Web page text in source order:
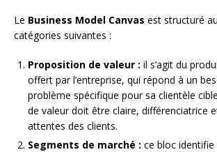
Le Business Model Canvas est structuré
catégories suivantes :
Proposition de valeur : il s’agit du
offert par l’entreprise, qui répond à un
problème spécifique pour sa clientèle
de valeur doit être claire, différenciatrice
attentes des clients.
Segments de marché : ce bloc